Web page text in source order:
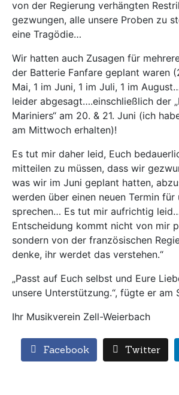
von der Regierung verhängten
gezwungen, alle unsere Proben zu
eine Tragödie…
Wir hatten auch Zusagen für
der Batterie Fanfare geplant waren
Mai, 1 im Juni, 1 im Juli, 1 im
leider abgesagt….einschließlich der
Mariniers“ am 20. & 21. Juni (ich
am Mittwoch erhalten)!
Es tut mir daher leid, Euch
mitteilen zu müssen, dass wir
was wir im Juni geplant hatten,
werden über einen neuen Termin für
sprechen… Es tut mir aufrichtig
Entscheidung kommt nicht von mir
sondern von der französischen
denke, ihr werdet das verstehen.“
„Passt auf Euch selbst und Eure
unsere Unterstützung.“, fügte er am
Ihr Musikverein Zell-Weierbach
Facebook Twitter